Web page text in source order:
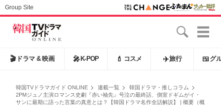
Group Site
🎬 ドラマ & 映画 🎤 K-POP 💄 コスメ ✈️旅行 🍱 グ
韓国TVドラマガイド ONLINE 連載一覧
韓国ドラマ・推しコラム
2PMジュノ主演ロマンス史劇『赤い袖先』号泣の最終話、側室ドギムがイ・
サンに最期に語った言葉の真意とは？【韓国ドラマ名作全話解説】 | 概要（概